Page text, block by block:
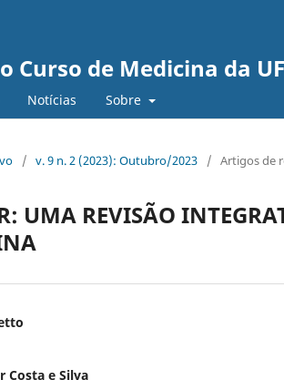
Curso de Medicina da
Notícias Sobre
/ v. 9 n. 2 (2023): Outubro/2023 / Artigos de
UMA REVISÃO
Costa e Silva